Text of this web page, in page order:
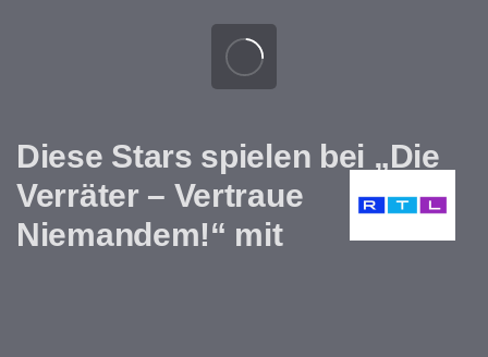
Diese Stars spielen bei „Die
Verräter – Vertraue
Niemandem!“ mit